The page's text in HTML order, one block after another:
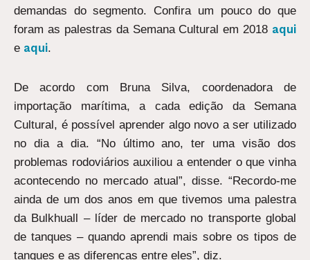
demandas do segmento. Confira um pouco do que
foram as palestras da Semana Cultural em 2018 aqui
e aqui.
De acordo com Bruna Silva, coordenadora de
importação marítima, a cada edição da Semana
Cultural, é possível aprender algo novo a ser utilizado
no dia a dia. “No último ano, ter uma visão dos
problemas rodoviários auxiliou a entender o que vinha
acontecendo no mercado atual”, disse. “Recordo-me
ainda de um dos anos em que tivemos uma palestra
da Bulkhuall – líder de mercado no transporte global
de tanques – quando aprendi mais sobre os tipos de
tanques e as diferenças entre eles”, diz.